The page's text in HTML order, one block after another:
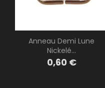
Anneau Demi Lune
Nickelé...
Prix
0,60 €